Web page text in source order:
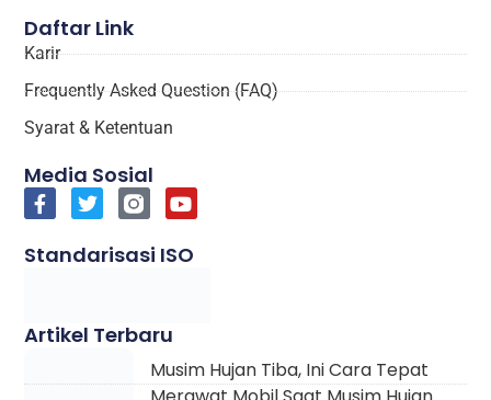
Artikel Terbaru
Musim Hujan Tiba, Ini Cara Tepat
Daftar Link
Karir
Frequently Asked Question (FAQ)
Syarat & Ketentuan
Media Sosial
Standarisasi ISO